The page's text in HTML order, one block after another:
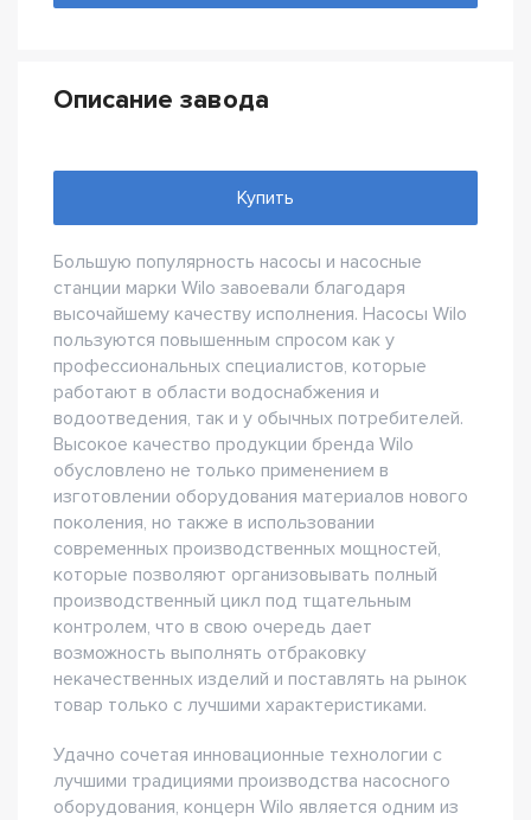
Описание завода
Купить
Большую популярность насосы и насосные
станции марки Wilo завоевали благодаря
высочайшему качеству исполнения. Насосы Wilo
пользуются повышенным спросом как у
профессиональных специалистов, которые
работают в области водоснабжения и
водоотведения, так и у обычных потребителей.
Высокое качество продукции бренда Wilo
обусловлено не только применением в
изготовлении оборудования материалов нового
поколения, но также в использовании
современных производственных мощностей,
которые позволяют организовывать полный
производственный цикл под тщательным
контролем, что в свою очередь дает
возможность выполнять отбраковку
некачественных изделий и поставлять на рынок
товар только с лучшими характеристиками.
Удачно сочетая инновационные технологии с
лучшими традициями производства насосного
оборудования, концерн Wilo является одним из